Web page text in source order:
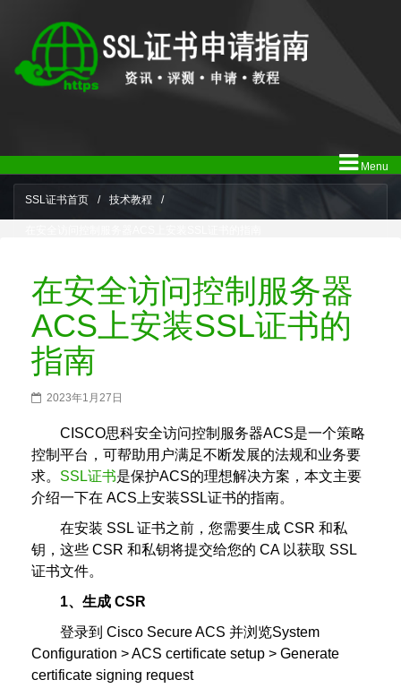
Menu
SSL证书首页 / 技术教程 /
在安全访问控制服务器
ACS上安装SSL证书的
指南
2023年1月27日
CISCO思科安全访问控制服务器ACS是一个策略
控制平台，可帮助用户满足不断发展的法规和业务要
求。 SSL证书是保护ACS的理想解决方案，本文主要
介绍一下在 ACS上安装SSL证书的指南。
在安装 SSL 证书之前，您需要生成 CSR 和私
钥，这些 CSR 和私钥将提交给您的 CA 以获取 SSL
证书文件。
1、生成 CSR
登录到 Cisco Secure ACS 并浏览System
Configuration > ACS certificate setup > Generate
certificate signing request